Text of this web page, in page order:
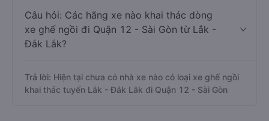
Câu hỏi: Các hãng xe nào khai thác dòng
xe ghế ngồi đi Quận 12 - Sài Gòn từ Lắk -
Đắk Lắk?
Trả lời: Hiện tại chưa có nhà xe nào có loại xe ghế ngồi
khai thác tuyến Lắk - Đắk Lắk đi Quận 12 - Sài Gòn